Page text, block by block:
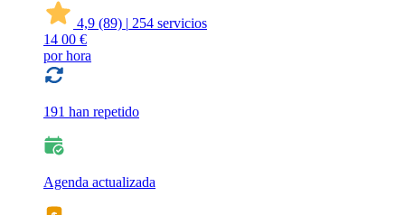
4,9 (89) | 254 servicios
14 00 €
por hora
191 han repetido
Agenda actualizada